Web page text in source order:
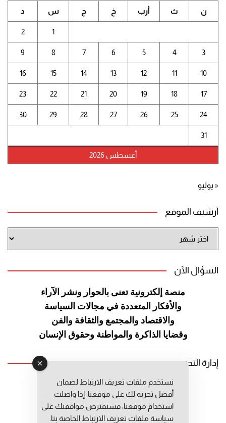
أغسطس 2026
ن ث أرب خ ج س د
1
2
3
4
5
6
7
8
9
10
11
12
13
14
15
16
17
18
19
20
21
22
23
24
25
26
27
28
29
30
31
« يوليو
أرشيف الموقع
الموقع
السؤال الآن
منصة إلكترونية تعنى بالحوار ونشر الآراء
والأفكار المتعددة في مجالات السياسة
والاقتصاد والمجتمع والثقافة والفن
وقضايا الذاكرة والمواطنة وحقوق الإنسان
إدارة التحرير
رئيس التحرير: عبد الرحيم التوراني
رئيس التحرير المساعد: المعطي قبال
مديرة التحرير: فاطمة حوحو
نستخدم ملفات تعريف الارتباط لضمان
أفضل تجربة لك على موقعنا. إذا واصلت
استخدام موقعنا، فسنفترض موافقتك على
سياسة ملفات تعريف الارتباط الخاصة بنا.